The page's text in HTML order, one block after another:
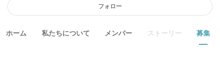
フォロー
ホーム 私たちについて メンバー ストーリー 募集